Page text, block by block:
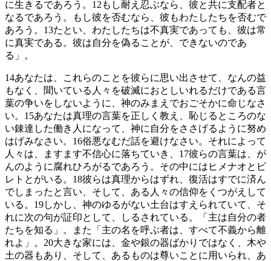
に生きるであろう。 12 もし耐え忍ぶなら、彼と共に支配者と
なるであろう。もし彼を否むなら、彼もわたしたちを否むで
あろう。 13たとい、わたしたちは不真実であっても、彼は常
に真実である。彼は自分を偽ることが、できないのであ
る」。
14あなたは、これらのことを彼らに思い出させて、なんの益
もなく、聞いている人々を破滅におとしいれるだけである言
葉の争いをしないように、神のみまえでおごそかに命じなさ
い。 15あなたは真理の言葉を正しく教え、恥じるところのな
い錬達した働き人になって、神に自分をささげるように努め
はげみなさい。 16俗悪なむだ話を避けなさい。それによって
人々は、ますます不信心に落ちていき、 17彼らの言葉は、が
んのように腐れひろがるであろう。その中にはヒメナオとピ
レトとがいる。 18彼らは真理からはずれ、復活はすでに済ん
でしまったと言い、そして、ある人々の信仰をくつがえして
いる。 19しかし、神のゆるがない土台はすえられていて、そ
れに次の句が証印として、しるされている。「主は自分の者
たちを知る」。また「主の名を呼ぶ者は、すべて不義から離
れよ」。 20大きな家には、金や銀の器ばかりではなく、木や
土の器もあり、そして、あるものは尊いことに用いられ、あ